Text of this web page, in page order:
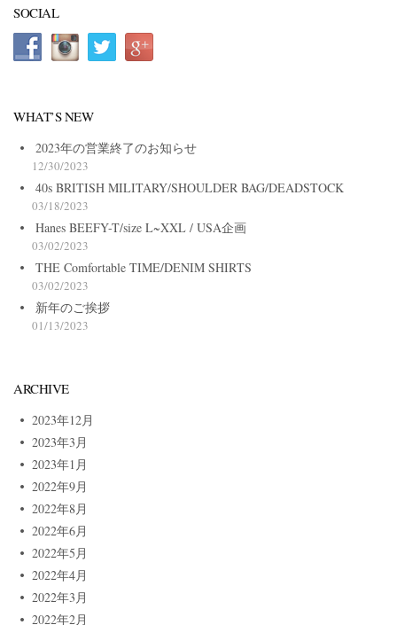
SOCIAL
WHAT’S NEW
2023年の営業終了のお知らせ
12/30/2023
40s BRITISH MILITARY/SHOULDER BAG/DEADSTOCK
03/18/2023
Hanes BEEFY-T/size L~XXL / USA企画
03/02/2023
THE Comfortable TIME/DENIM SHIRTS
03/02/2023
新年のご挨拶
01/13/2023
ARCHIVE
2023年12月
2023年3月
2023年1月
2022年9月
2022年8月
2022年6月
2022年5月
2022年4月
2022年3月
2022年2月